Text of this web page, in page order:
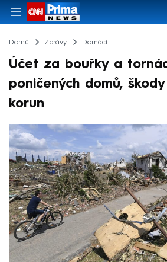
Domů Zprávy Domácí
Účet za bouřky a
poničených domů,
korun